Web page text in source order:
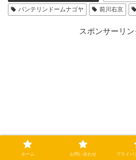
バンテリンドームナゴヤ
前川右京
スポンサーリン
ホーム お問い合わせ プライバ